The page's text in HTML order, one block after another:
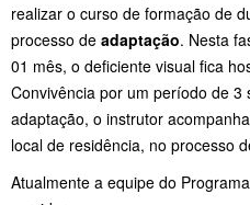
realizar o curso de formação de
processo de adaptação. Nesta
01 mês, o deficiente visual fica
Convivência por um período de
adaptação, o instrutor
local de residência, no processo
Atualmente a equipe do